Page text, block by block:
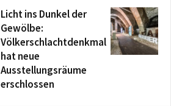
Licht ins Dunkel der
Gewölbe:
Völkerschlachtdenkmal
hat neue
Ausstellungsräume
erschlossen